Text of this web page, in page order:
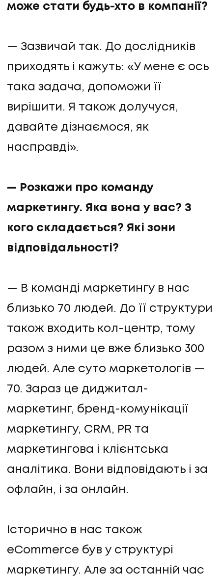
може стати будь-хто в компанії?
— Зазвичай так. До дослідників
приходять і кажуть: «У мене є ось
така задача, допоможи її
вирішити. Я також долучуся,
давайте дізнаємося, як
насправді».
— Розкажи про команду
маркетингу. Яка вона у вас? З
кого складається? Які зони
відповідальності?
— В команді маркетингу в нас
близько 70 людей. До її структури
також входить кол-центр, тому
разом з ними це вже близько 300
людей. Але суто маркетологів —
70. Зараз це диджитал-
маркетинг, бренд-комунікації
маркетингу, СRM, PR та
маркетингова і клієнтська
аналітика. Вони відповідають і за
офлайн, і за онлайн.
Історично в нас також
eCommerce був у структурі
маркетингу. Але за останній час